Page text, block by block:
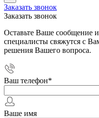
Заказать звонок
Заказать звонок
Оставьте Ваше сообщение
специалисты свяжутся с
решения Вашего вопроса.
Ваш телефон*
Ваше имя